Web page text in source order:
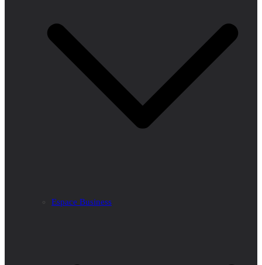
Espace Business